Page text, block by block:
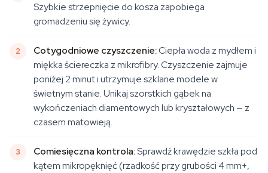
Szybkie strzepnięcie do kosza zapobiega
gromadzeniu się żywicy.
Cotygodniowe czyszczenie:Ciepła woda z mydłem i
miękka ściereczka z mikrofibry. Czyszczenie zajmuje
poniżej 2 minut i utrzymuje szklane modele w
świetnym stanie. Unikaj szorstkich gąbek na
wykończeniach diamentowych lub kryształowych — z
czasem matowieją.
Comiesięczna kontrola:Sprawdź krawędzie szkła pod
kątem mikropęknięć (rzadkość przy grubości 4 mm+,